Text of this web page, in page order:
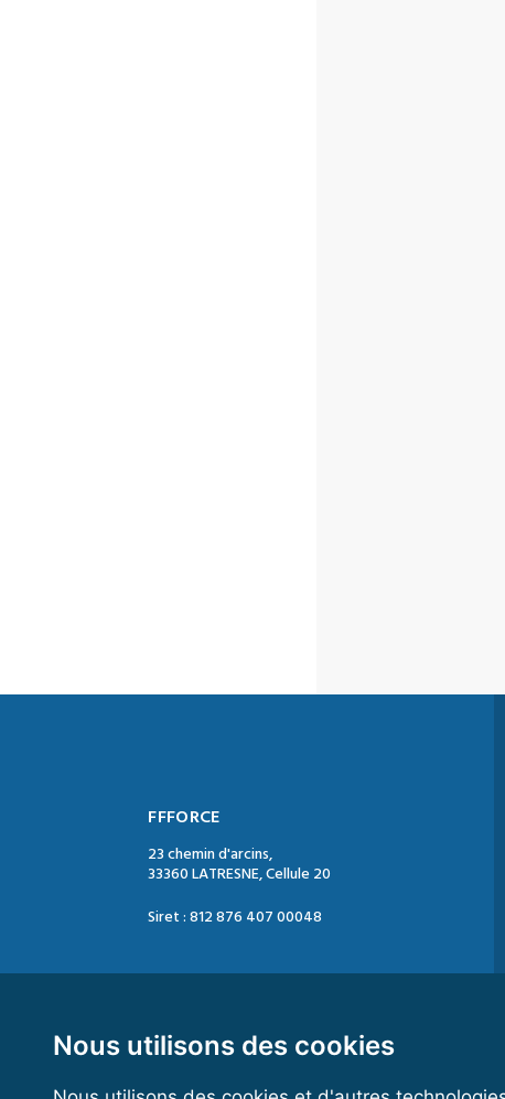
Nous utilisons des cookies
FFFORCE
23 chemin d'arcins,
33360 LATRESNE, Cellule 20
Siret : 812 876 407 00048
Mail : contact@ffforce.fr